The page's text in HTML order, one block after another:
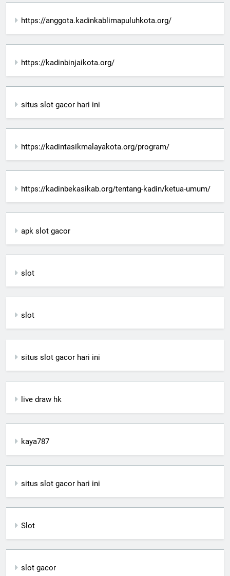
https://anggota.kadinkablimapuluhkota.org/
https://kadinbinjaikota.org/
situs slot gacor hari ini
https://kadintasikmalayakota.org/program/
https://kadinbekasikab.org/tentang-kadin/ketua-umum/
apk slot gacor
slot
slot
situs slot gacor hari ini
live draw hk
kaya787
situs slot gacor hari ini
Slot
slot gacor